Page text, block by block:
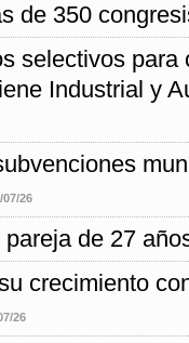
de 350
selectivos para
Industrial y
07/26
de 27
crecimiento
26